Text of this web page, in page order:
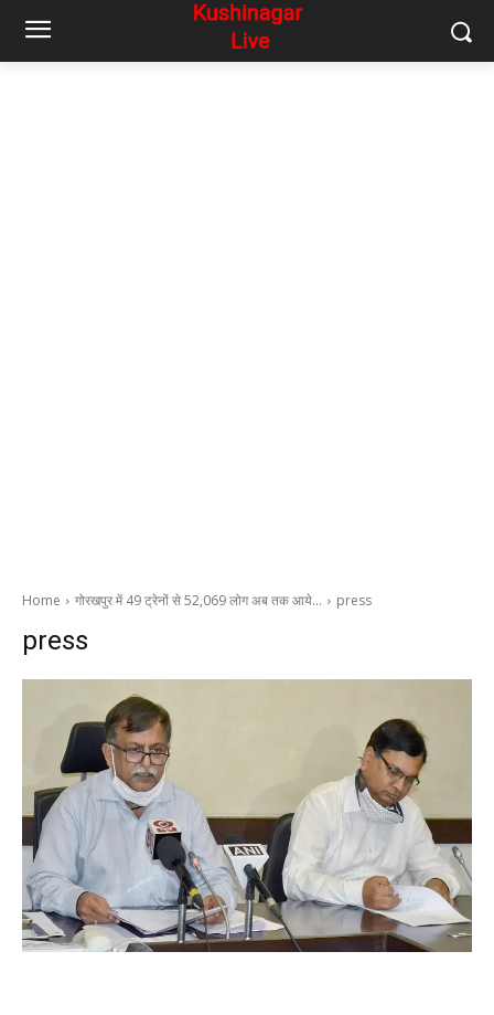
Home गोरखपुर में 49 ट्रेनों से 52,069 लोग अब तक आये… press
press